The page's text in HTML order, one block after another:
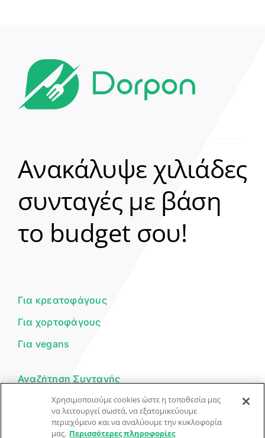
Ανακάλυψε χιλιάδες
συνταγές με βάση
το budget σου!
Για κρεατοφάγους
Για χορτοφάγους
Για vegans
Αναζήτηση Συνταγής
Υποβολή Συνταγής
Φόρμα Επικοινωνίας
Χρησιμοποιούμε cookies ώστε η τοποθεσία μας
να λειτουργεί σωστά, να εξατομικεύουμε
περιεχόμενο και να αναλύουμε την κυκλοφορία
μας. Περισσότερες πληροφορίες